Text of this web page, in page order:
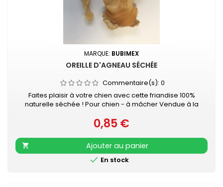
MARQUE: BUBIMEX
OREILLE D'AGNEAU SÉCHÉE
Commentaire(s): 0
Faites plaisir à votre chien avec cette friandise 100%
naturelle séchée ! Pour chien - à mâcher Vendue à la
Prix
0,85 €

Ajouter au panier
 En stock